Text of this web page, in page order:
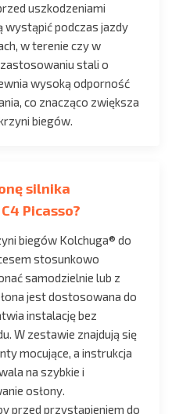
uszkodzeniami
wystąpić podczas jazdy
w terenie czy w
stali o
wysoką odporność
co znacząco zwiększa
biegów.
silnika
Picasso?
biegów Kolchuga® do
stosunkowo
samodzielnie lub z
jest dostosowana do
instalację bez
W zestawie znajdują się
mocujące, a instrukcja
na szybkie i
osłony.
przed przystąpieniem do